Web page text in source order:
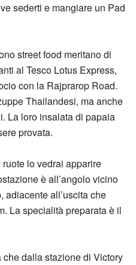
sederti e mangiare un Pad
street food meritano di
al Tesco Lotus Express,
con la Rajprarop Road.
Thailandesi, ma anche
La loro insalata di papaia
provata.
lo vedrai apparire
è all’angolo vicino
adiacente all’uscita che
La specialità preparata è il
che dalla stazione di Victory